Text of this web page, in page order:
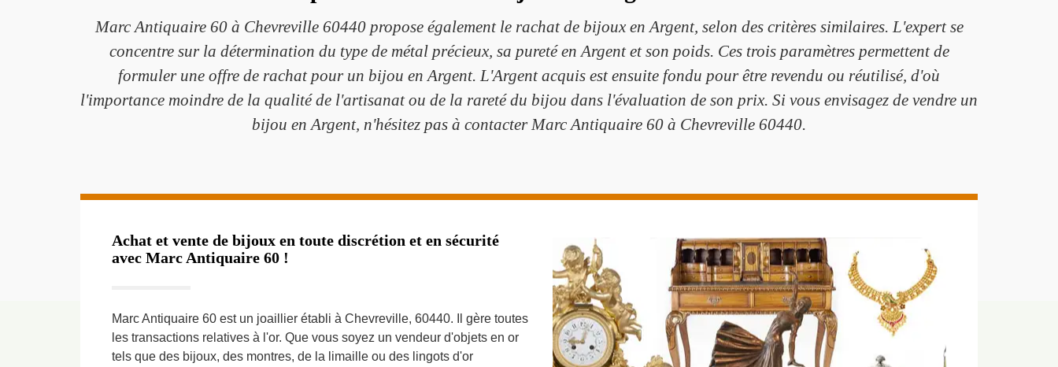
Marc Antiquaire 60 à Chevreville 60440 propose également le rachat de bijoux en Argent, selon des critères similaires. L'expert se
concentre sur la détermination du type de métal précieux, sa pureté en Argent et son poids. Ces trois paramètres permettent de
formuler une offre de rachat pour un bijou en Argent. L'Argent acquis est ensuite fondu pour être revendu ou réutilisé, d'où
l'importance moindre de la qualité de l'artisanat ou de la rareté du bijou dans l'évaluation de son prix. Si vous envisagez de vendre un
bijou en Argent, n'hésitez pas à contacter Marc Antiquaire 60 à Chevreville 60440.
Achat et vente de bijoux en toute discrétion et en sécurité
avec Marc Antiquaire 60 !
Marc Antiquaire 60 est un joaillier établi à Chevreville, 60440. Il gère toutes
les transactions relatives à l'or. Que vous soyez un vendeur d'objets en or
tels que des bijoux, des montres, de la limaille ou des lingots d'or